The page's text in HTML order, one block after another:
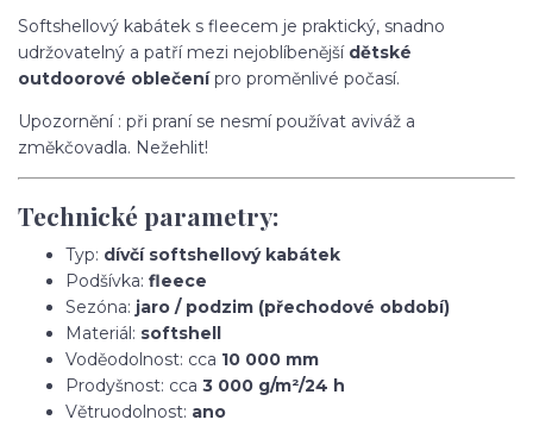
Softshellový kabátek s fleecem je praktický, snadno
udržovatelný a patří mezi nejoblíbenější dětské
outdoorové oblečenípro proměnlivé počasí.
Upozornění : při praní se nesmí používat aviváž a
změkčovadla. Nežehlit!
Technické parametry:
Typ: dívčí softshellový kabátek
Podšívka: fleece
Sezóna: jaro / podzim (přechodové období)
Materiál: softshell
Voděodolnost: cca 10 000 mm
Prodyšnost: cca 3 000 g/m²/24 h
Větruodolnost: ano